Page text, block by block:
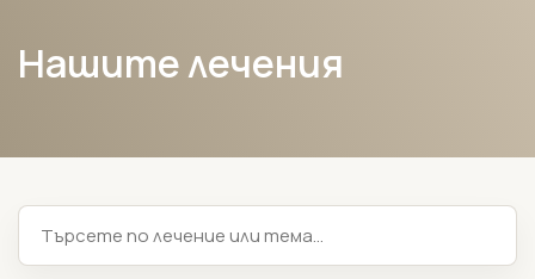
Нашите лечения
Търсене на лечение